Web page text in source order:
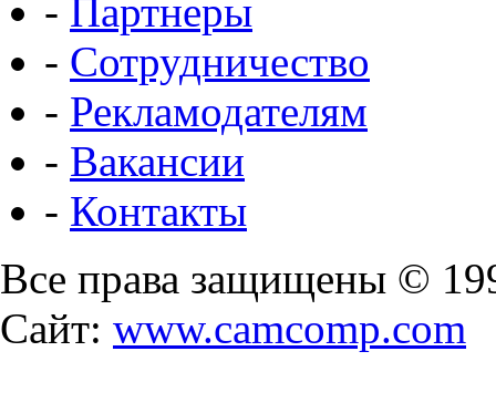
- Партнеры
- Сотрудничество
- Рекламодателям
- Вакансии
- Контакты
Все права защищены ©
Сайт: www.camcomp.com